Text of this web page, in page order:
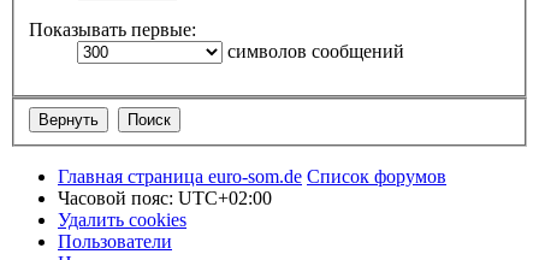
Показывать первые:
символов сообщений
Главная страница euro-som.de Список форумов
Часовой пояс: UTC+02:00
Удалить cookies
Пользователи